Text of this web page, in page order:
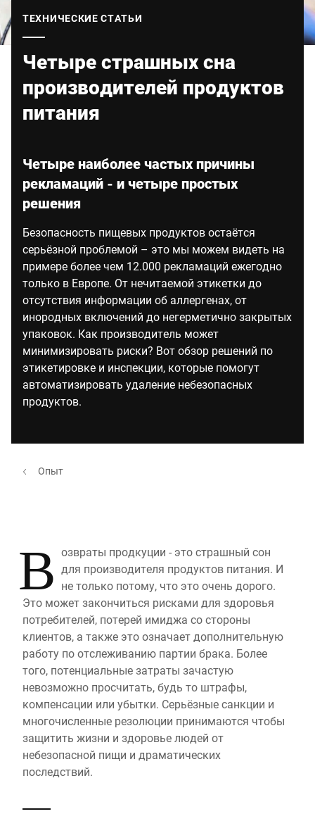
ТЕХНИЧЕСКИЕ СТАТЬИ
Четыре страшных сна
производителей продуктов
питания
Четыре наиболее частых причины
рекламаций - и четыре простых
решения
Безопасность пищевых продуктов остаётся
серьёзной проблемой – это мы можем видеть на
примере более чем 12.000 рекламаций ежегодно
только в Европе. От нечитаемой этикетки до
отсутствия информации об аллергенах, от
инородных включений до негерметично закрытых
упаковок. Как производитель может
минимизировать риски? Вот обзор решений по
этикетировке и инспекции, которые помогут
автоматизировать удаление небезопасных
продуктов.
Опыт
В озвраты продкуции - это страшный сон
для производителя продуктов питания. И
не только потому, что это очень дорого.
Это может закончиться рисками для здоровья
потребителей, потерей имиджа со стороны
клиентов, а также это означает дополнительную
работу по отслеживанию партии брака. Более
того, потенциальные затраты зачастую
невозможно просчитать, будь то штрафы,
компенсации или убытки. Серьёзные санкции и
многочисленные резолюции принимаются чтобы
защитить жизни и здоровье людей от
небезопасной пищи и драматических
последствий.